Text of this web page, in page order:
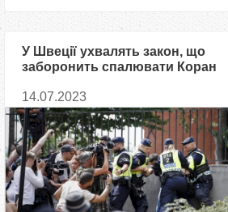
У Швеції ухвалять закон, що
заборонить спалювати Коран
14.07.2023